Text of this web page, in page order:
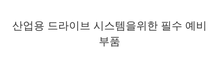
산업용 드라이브 시스템을위한 필수 예비
부품